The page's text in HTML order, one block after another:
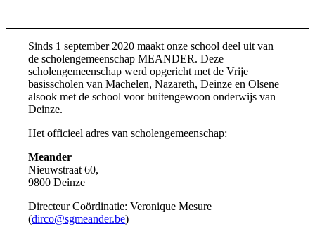
Sinds 1 september 2020 maakt onze school deel uit van
de scholengemeenschap MEANDER. Deze
scholengemeenschap werd opgericht met de Vrije
basisscholen van Machelen, Nazareth, Deinze en Olsene
alsook met de school voor buitengewoon onderwijs van
Deinze.
Het officieel adres van scholengemeenschap:
Meander
Nieuwstraat 60,
9800 Deinze
Directeur Coördinatie: Veronique Mesure
(dirco@sgmeander.be)